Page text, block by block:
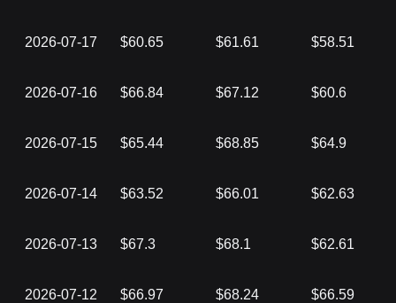
2026-07-17 $60.65 $61.61 $58.51
2026-07-16 $66.84 $67.12 $60.6
2026-07-15 $65.44 $68.85 $64.9
2026-07-14 $63.52 $66.01 $62.63
2026-07-13 $67.3 $68.1 $62.61
2026-07-12 $66.97 $68.24 $66.59